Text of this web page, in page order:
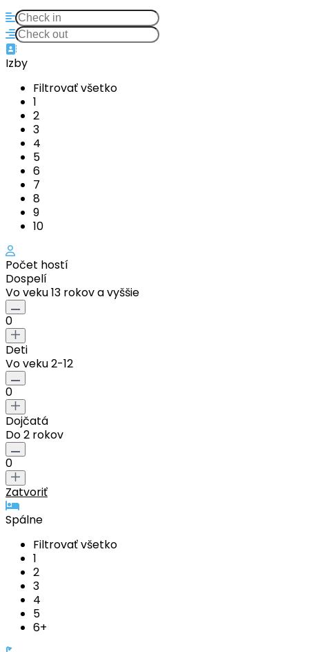
Izby
Filtrovať všetko
1
2
3
4
5
6
7
8
9
10
Počet hostí
Dospelí
Vo veku 13 rokov a vyššie
0
Deti
Vo veku 2-12
0
Dojčatá
Do 2 rokov
0
Zatvoriť
Spálne
Filtrovať všetko
1
2
3
4
5
6+